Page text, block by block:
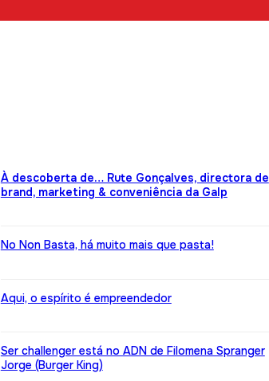
À descoberta de… Rute Gonçalves, directora de
brand, marketing & conveniência da Galp
No Non Basta, há muito mais que pasta!
Aqui, o espírito é empreendedor
Ser challenger está no ADN de Filomena Spranger
Jorge (Burger King)